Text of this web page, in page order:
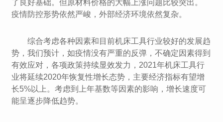
了良好基础。但原材料价格的大幅上涨问题比较突出。
疫情防控形势依然严峻，外部经济环境依然复杂。
综合考虑各种因素和目前机床工具行业较好的发展趋
势，我们预计，如疫情没有严重的反弹，不确定因素得到
有效应对，各项政策持续显效发力，2021年机床工具行
业将延续2020年恢复性增长态势，主要经济指标有望增
长5%以上。考虑到上年基数等因素的影响，增长速度可
能呈逐步降低趋势。